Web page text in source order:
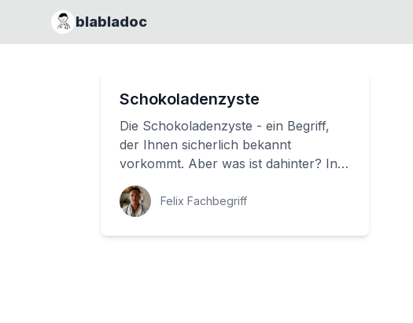
blabladoc
Schokoladenzyste
Die Schokoladenzyste - ein Begriff,
der Ihnen sicherlich bekannt
vorkommt. Aber was ist dahinter? In
diesem Artikel möchten wir uns mit
diesem medizin...
Felix Fachbegriff